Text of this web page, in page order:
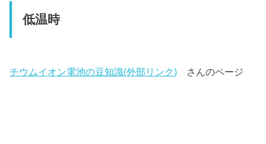
低温時
チウムイオン電池の豆知識(外部リンク) さんのページ